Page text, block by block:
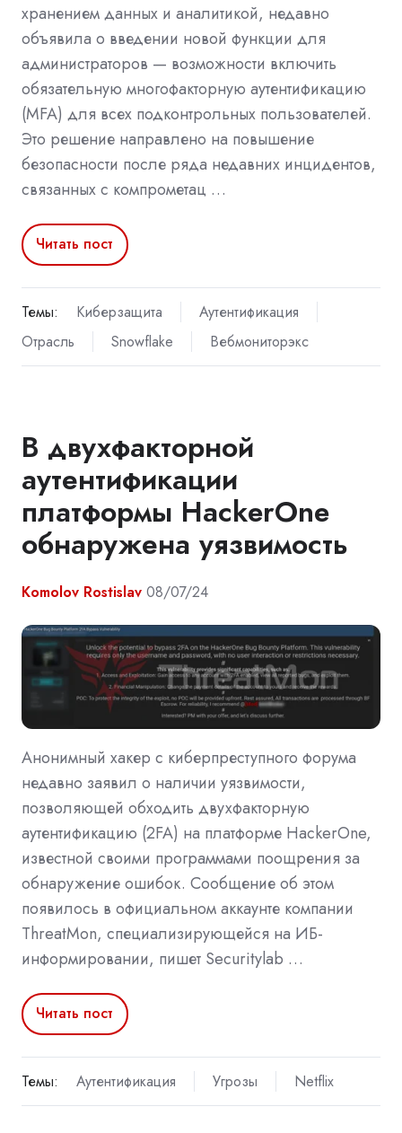
хранением данных и аналитикой, недавно
объявила о введении новой функции для
администраторов — возможности включить
обязательную многофакторную аутентификацию
(MFA) для всех подконтрольных пользователей.
Это решение направлено на повышение
безопасности после ряда недавних инцидентов,
связанных с компрометац …
Читать пост
Темы: Киберзащита
Аутентификация
Отрасль
Snowflake Вебмониторэкс
В двухфакторной
аутентификации
платформы HackerOne
обнаружена уязвимость
Komolov Rostislav 08/07/24
Анонимный хакер с киберпреступного форума
недавно заявил о наличии уязвимости,
позволяющей обходить двухфакторную
аутентификацию (2FA) на платформе HackerOne,
известной своими программами поощрения за
обнаружение ошибок. Сообщение об этом
появилось в официальном аккаунте компании
ThreatMon, специализирующейся на ИБ-
информировании, пишет Securitylab …
Читать пост
Темы: Аутентификация Угрозы Netflix